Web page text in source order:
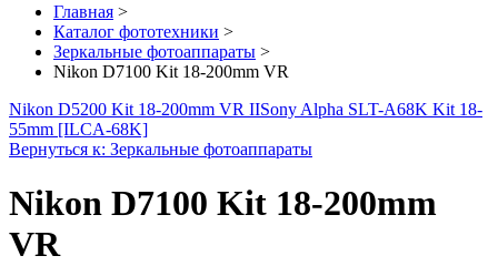
Главная >
Каталог фототехники >
Зеркальные фотоаппараты >
Nikon D7100 Kit 18-200mm VR
Nikon D5200 Kit 18-200mm VR IISony Alpha SLT-A68K Kit 18-
55mm [ILCA-68K]
Вернуться к: Зеркальные фотоаппараты
Nikon D7100 Kit 18-200mm
VR